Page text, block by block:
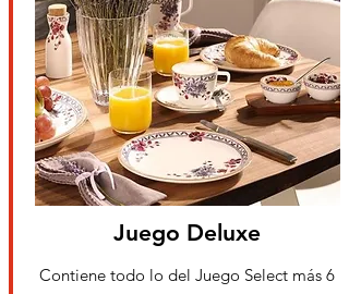
Juego Deluxe
Contiene todo lo del Juego Select más 6